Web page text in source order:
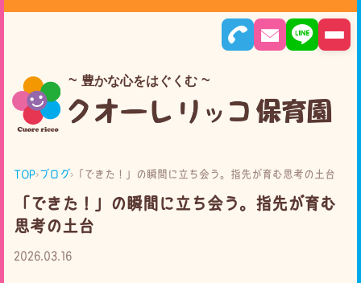
豊かな心をはぐくむ
TOP›ブログ › 「できた！」の瞬間に立ち会う。指先が育む思考の土台
「できた！」の瞬間に立ち会う。指先が育む
思考の土台
2026.03.16